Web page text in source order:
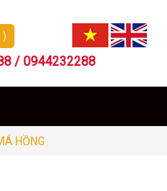
)
/ 0944232288
HỒNG